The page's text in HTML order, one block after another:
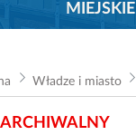
MIEJSKIE
Władze i miasto